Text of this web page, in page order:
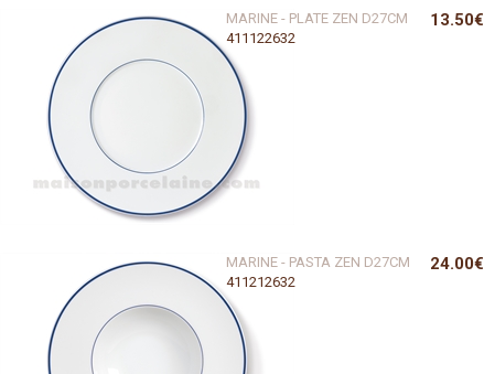
MARINE - PLATE ZEN D27CM
411122632
13.50€
MARINE - PASTA ZEN D27CM
411212632
24.00€